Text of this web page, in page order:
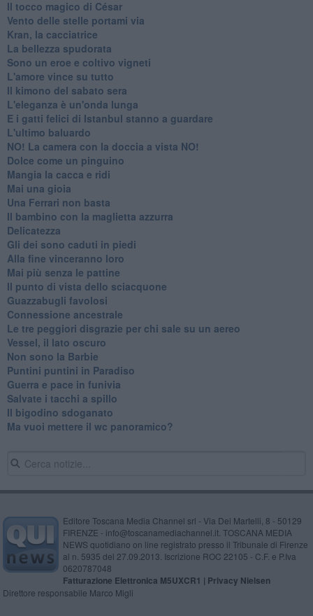
Il tocco magico di César
Vento delle stelle portami via
Kran, la cacciatrice
La bellezza spudorata
Sono un eroe e coltivo vigneti
L'amore vince su tutto
Il kimono del sabato sera
L'eleganza è un'onda lunga
E i gatti felici di Istanbul stanno a guardare
L'ultimo baluardo
NO! La camera con la doccia a vista NO!
Dolce come un pinguino
Mangia la cacca e ridi
Mai una gioia
Una Ferrari non basta
Il bambino con la maglietta azzurra
Delicatezza
Gli dei sono caduti in piedi
Alla fine vinceranno loro
Mai più senza le pattine
Il punto di vista dello sciacquone
Guazzabugli favolosi
Connessione ancestrale
Le tre peggiori disgrazie per chi sale su un aereo
Vessel, il lato oscuro
Non sono la Barbie
Puntini puntini in Paradiso
Guerra e pace in funivia
Salvate i tacchi a spillo
Il bigodino sdoganato
Ma vuoi mettere il wc panoramico?
Editore Toscana Media Channel srl - Via Dei Martelli, 8 - 50129
FIRENZE - info@toscanamediachannel.it. TOSCANA MEDIA
NEWS quotidiano on line registrato presso il Tribunale di Firenze
al n. 5935 del 27.09.2013. Iscrizione ROC 22105 - C.F. e P.Iva
0620787048
Fatturazione Elettronica M5UXCR1 | Privacy Nielsen
Direttore responsabile Marco Migli